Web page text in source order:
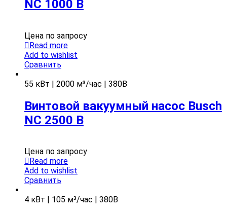
NC 1000 B
Цена по запросу
Read more
Add to wishlist
Сравнить
55 кВт | 2000 м³/час | 380В
Винтовой вакуумный насос Busch
NC 2500 B
Цена по запросу
Read more
Add to wishlist
Сравнить
4 кВт | 105 м³/час | 380В